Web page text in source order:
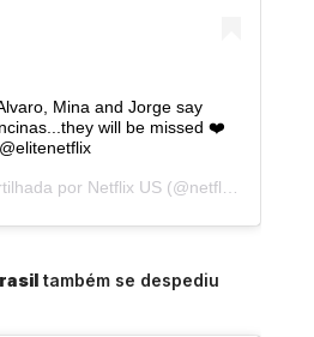
Mina and Jorge say
will be missed ❤️
@elitenetflix
por Netflix US (@netflix) a
também se despediu